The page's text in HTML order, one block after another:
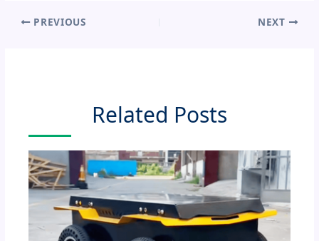
PREVIOUS NEXT
Related Posts